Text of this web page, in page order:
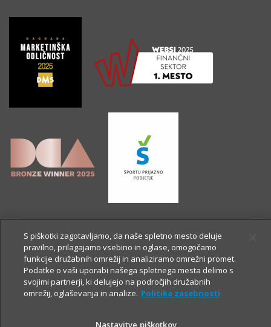
S piškotki zagotavljamo, da naše spletno mesto deluje
pravilno, prilagajamo vsebino in oglase, omogočamo
funkcije družabnih omrežij in analiziramo omrežni promet.
Podatke o vaši uporabi našega spletnega mesta delimo s
svojimi partnerji, ki delujejo na področjih družabnih
omrežij, oglaševanja in analize. Politika zasebnosti
Nastavitve piškotkov